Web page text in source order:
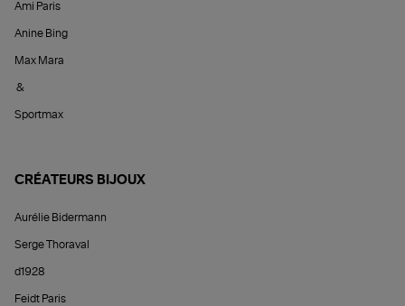
Ami Paris
Anine Bing
Max Mara
&
Sportmax
CRÉATEURS BIJOUX
Aurélie Bidermann
Serge Thoraval
d1928
Feidt Paris